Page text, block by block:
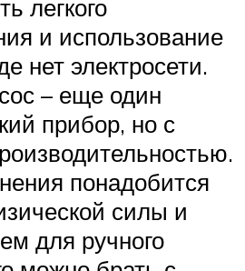
легкого
и использование
нет электросети.
– еще один
прибор, но с
понадобится
силы и
для ручного